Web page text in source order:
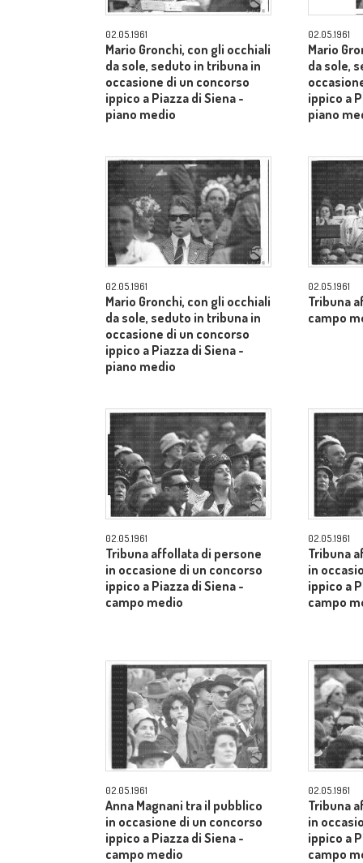
02.05.1961
Mario Gronchi, con gli occhiali
da sole, seduto in tribuna in
occasione di un concorso
ippico a Piazza di Siena -
piano medio
02.05.1961
Mario
da sole,
ippico a
piano
02.05.1961
Mario Gronchi, con gli occhiali
da sole, seduto in tribuna in
occasione di un concorso
ippico a Piazza di Siena -
piano medio
02.05.1961
Tribuna
campo
02.05.1961
Tribuna affollata di persone
in occasione di un concorso
ippico a Piazza di Siena -
campo medio
02.05.1961
Tribuna
in
ippico a
campo
02.05.1961
Anna Magnani tra il pubblico
in occasione di un concorso
ippico a Piazza di Siena -
campo medio
02.05.1961
Tribuna
in
ippico a
campo